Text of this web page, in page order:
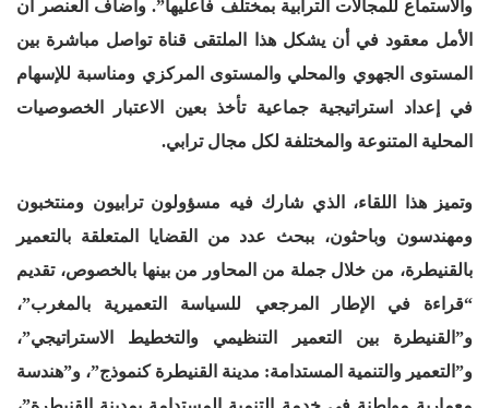
والاستماع للمجالات الترابية بمختلف فاعليها”. وأضاف العنصر أن
الأمل معقود في أن يشكل هذا الملتقى قناة تواصل مباشرة بين
المستوى الجهوي والمحلي والمستوى المركزي ومناسبة للإسهام
في إعداد استراتيجية جماعية تأخذ بعين الاعتبار الخصوصيات
المحلية المتنوعة والمختلفة لكل مجال ترابي.
وتميز هذا اللقاء، الذي شارك فيه مسؤولون ترابيون ومنتخبون
ومهندسون وباحثون، ببحث عدد من القضايا المتعلقة بالتعمير
بالقنيطرة، من خلال جملة من المحاور من بينها بالخصوص، تقديم
“قراءة في الإطار المرجعي للسياسة التعميرية بالمغرب”،
و”القنيطرة بين التعمير التنظيمي والتخطيط الاستراتيجي”،
و”التعمير والتنمية المستدامة: مدينة القنيطرة كنموذج”، و”هندسة